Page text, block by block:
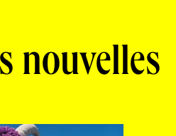
nouvelles